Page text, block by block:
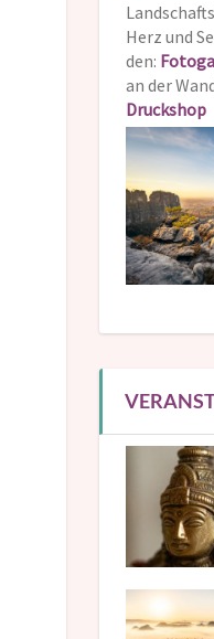
Herz und
den:
an der
Druckshop